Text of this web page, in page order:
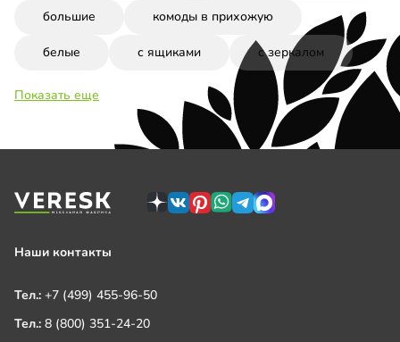
большие комоды в прихожую
белые с ящиками с зеркалом
Показать еще
Наши контакты
Тел.: +7 (499) 455-96-50
Тел.: 8 (800) 351-24-20